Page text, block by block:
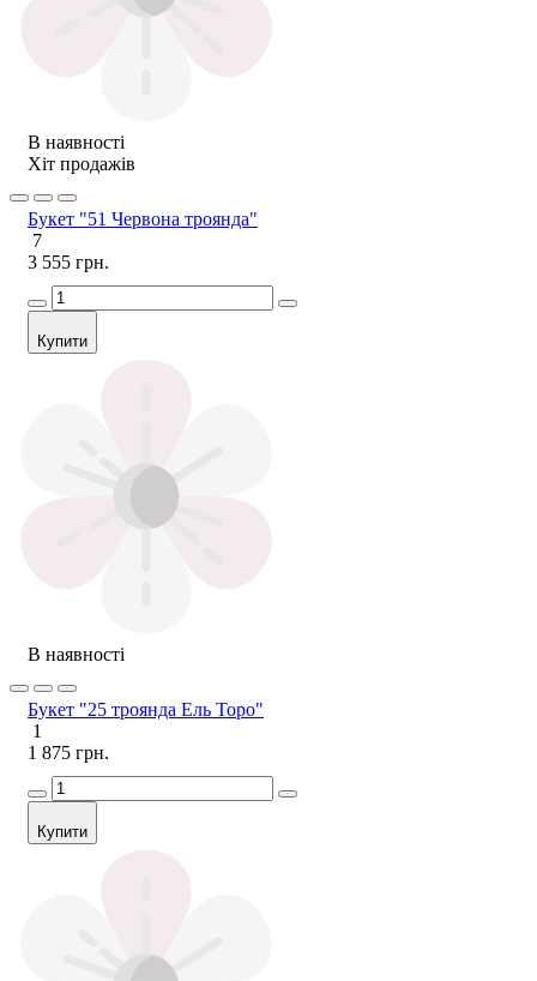
В наявності
Хіт продажів
Букет "51 Червона троянда"
7
3 555 грн.
Купити
В наявності
Букет "25 троянда Ель Торо"
1
1 875 грн.
Купити